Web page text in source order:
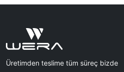
Üretimden teslime tüm süreç bizde